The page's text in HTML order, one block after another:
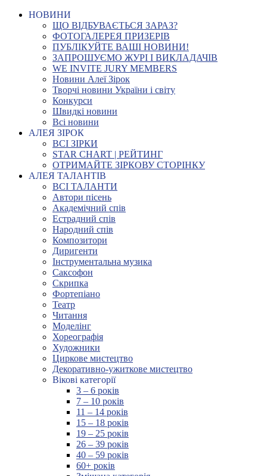
НОВИНИ
ЩО ВІДБУВАЄТЬСЯ ЗАРАЗ?
ФОТОГАЛЕРЕЯ ПРИЗЕРІВ
ПУБЛІКУЙТЕ ВАШІ НОВИНИ!
ЗАПРОШУЄМО ЖУРІ І ВИКЛАДАЧІВ
WE INVITE JURY MEMBERS
Новини Алеї Зірок
Творчі новини України і світу
Конкурси
Швидкі новини
Всі новини
АЛЕЯ ЗІРОК
ВСІ ЗІРКИ
STAR CHART | РЕЙТИНГ
ОТРИМАЙТЕ ЗІРКОВУ СТОРІНКУ
АЛЕЯ ТАЛАНТІВ
ВСІ ТАЛАНТИ
Автори пісень
Академічний спів
Естрадний спів
Народний спів
Композитори
Диригенти
Інструментальна музика
Саксофон
Скрипка
Фортепіано
Театр
Читання
Моделінг
Хореографія
Художники
Циркове мистецтво
Декоративно-ужиткове мистецтво
Вікові категорії
3 – 6 років
7 – 10 років
11 – 14 років
15 – 18 років
19 – 25 років
26 – 39 років
40 – 59 років
60+ років